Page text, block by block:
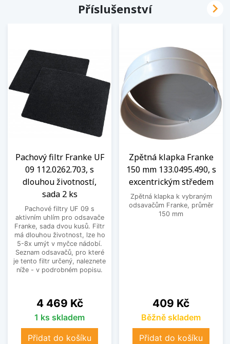
Příslušenství
Pachový filtr Franke UF
09 112.0262.703, s
dlouhou životností,
sada 2 ks
Pachové filtry UF 09 s
aktivním uhlím pro odsavače
Franke, sada dvou kusů. Filtr
má dlouhou životnost, lze ho
5-8x umýt v myčce nádobí.
Seznam odsavačů, pro které
je tento filtr určený, naleznete
níže - v podrobném popisu.
Cena
4 469 Kč
1 ks skladem
Přidat do košíku
Zpětná klapka Franke
150 mm 133.0495.490, s
excentrickým středem
Zpětná klapka k vybraným
odsavačům Franke, průměr
150 mm
Cena
409 Kč
Běžně skladem
Přidat do košíku
